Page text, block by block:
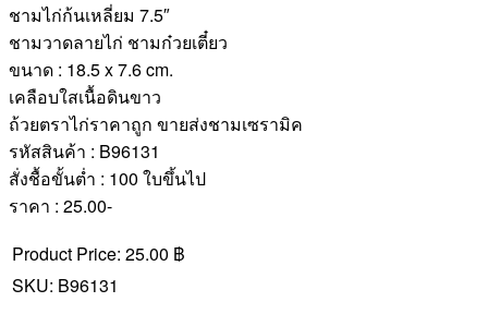
ชามไก่ก้นเหลี่ยม 7.5″
ชามวาดลายไก่ ชามก๋วยเตี๋ยว
ขนาด : 18.5 x 7.6 cm.
เคลือบใสเนื้อดินขาว
ถ้วยตราไก่ราคาถูก ขายส่งชามเซรามิค
รหัสสินค้า : B96131
สั่งชื้อขั้นต่ำ : 100 ใบขึ้นไป
ราคา : 25.00-
Product Price: 25.00 ฿
SKU: B96131